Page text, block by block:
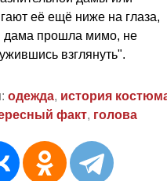
её ещё ниже на глаза,
дама прошла мимо, не
взглянуть".
одежда, история
факт, голова